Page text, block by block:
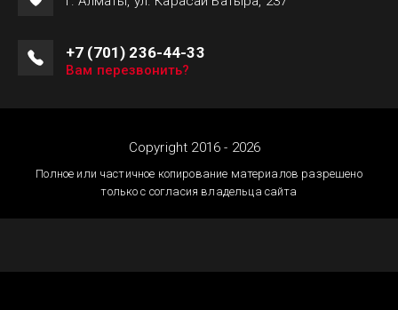
+7 (701) 236-44-33
Вам перезвонить?
Copyright 2016 - 2026
Полное или частичное копирование материалов разрешено
только с согласия владельца сайта